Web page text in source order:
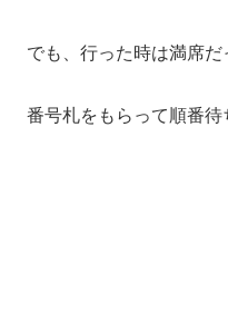
でも、行った時は満席だ
番号札をもらって順番待